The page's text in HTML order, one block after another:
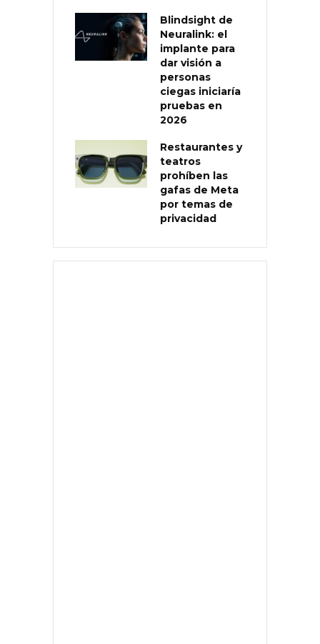
Blindsight de
Neuralink: el
implante para
dar visión a
personas
ciegas iniciaría
pruebas en
2026
Restaurantes y
teatros
prohíben las
gafas de Meta
por temas de
privacidad